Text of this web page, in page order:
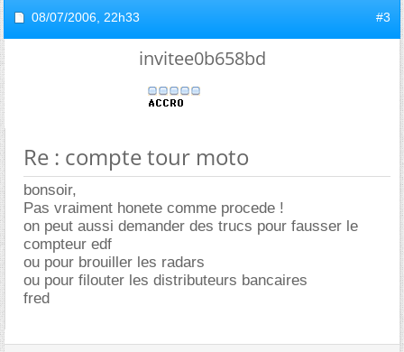
08/07/2006, 22h33 #3
invitee0b658bd
Re : compte tour moto
bonsoir,
Pas vraiment honete comme procede !
on peut aussi demander des trucs pour fausser le
compteur edf
ou pour brouiller les radars
ou pour filouter les distributeurs bancaires
fred